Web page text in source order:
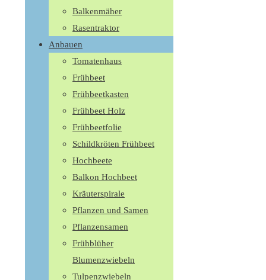
Balkenmäher
Rasentraktor
Anbauen
Tomatenhaus
Frühbeet
Frühbeetkasten
Frühbeet Holz
Frühbeetfolie
Schildkröten Frühbeet
Hochbeete
Balkon Hochbeet
Kräuterspirale
Pflanzen und Samen
Pflanzensamen
Frühblüher
Blumenzwiebeln
Tulpenzwiebeln